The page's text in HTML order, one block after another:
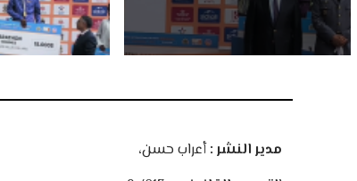
مدير النشر :أعراب حسن،